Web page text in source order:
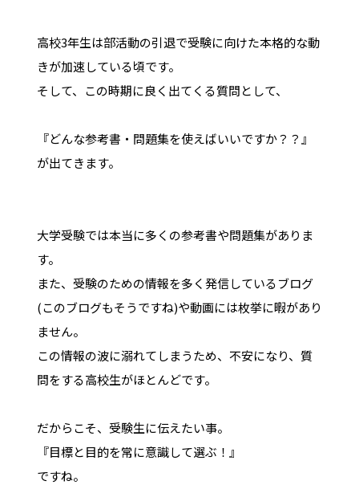
高校3年生は部活動の引退で受験に向けた本格的な動
きが加速している頃です。
そして、この時期に良く出てくる質問として、
『どんな参考書・問題集を使えばいいですか？？』
が出てきます。
大学受験では本当に多くの参考書や問題集がありま
す。
また、受験のための情報を多く発信しているブログ
(このブログもそうですね)や動画には枚挙に暇があり
ません。
この情報の波に溺れてしまうため、不安になり、質
問をする高校生がほとんどです。
だからこそ、受験生に伝えたい事。
『目標と目的を常に意識して選ぶ！』
ですね。